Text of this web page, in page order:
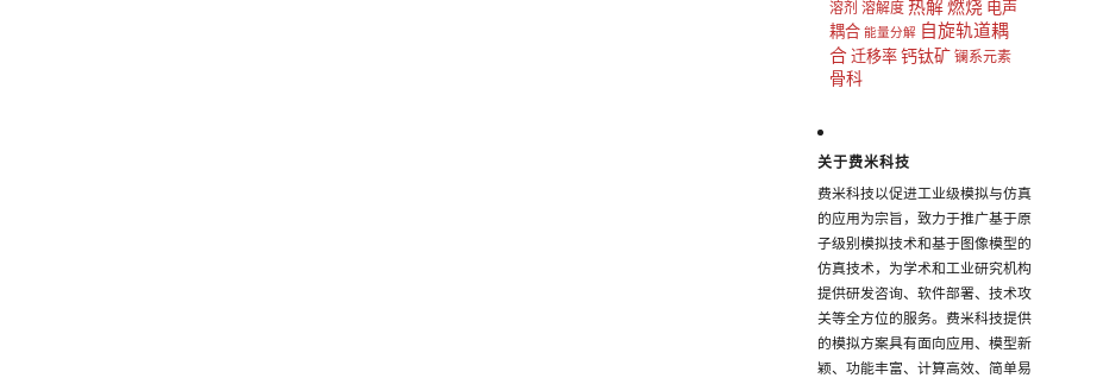
溶剂 溶解度 热解燃烧 电声
耦合 能量分解 自旋轨道耦
合迁移率钙钛矿 镧系元素
骨科
关于费米科技
费米科技以促进工业级模拟与仿真
的应用为宗旨，致力于推广基于原
子级别模拟技术和基于图像模型的
仿真技术，为学术和工业研究机构
提供研发咨询、软件部署、技术攻
关等全方位的服务。费米科技提供
的模拟方案具有面向应用、模型新
颖、功能丰富、计算高效、简单易